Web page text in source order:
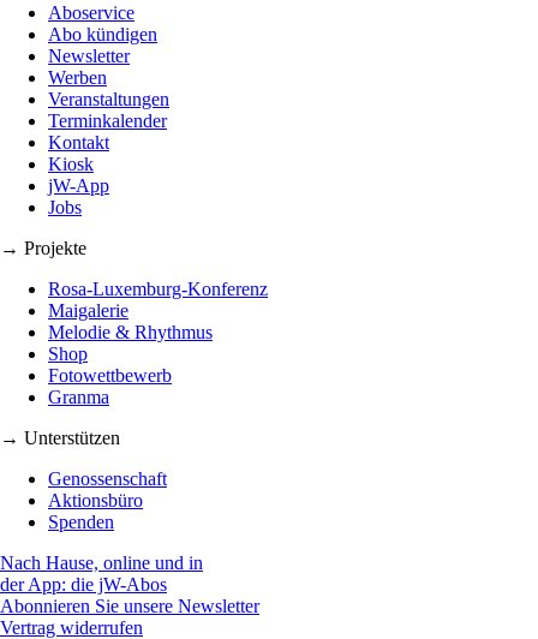
Aboservice
Abo kündigen
Newsletter
Werben
Veranstaltungen
Terminkalender
Kontakt
Kiosk
jW-App
Jobs
→ Projekte
Rosa-Luxemburg-Konferenz
Maigalerie
Melodie & Rhythmus
Shop
Fotowettbewerb
Granma
→ Unterstützen
Genossenschaft
Aktionsbüro
Spenden
Nach Hause, online und in
der App: die jW-Abos
Abonnieren Sie unsere Newsletter
Vertrag widerrufen